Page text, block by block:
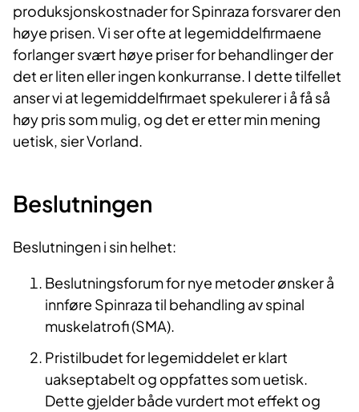
produksjonskostnader for Spinraza forsvarer den
høye prisen. Vi ser ofte at legemiddelfirmaene
forlanger svært høye priser for behandlinger der
det er liten eller ingen konkurranse. I dette tilfellet
anser vi at legemiddelfirmaet spekulerer i å få så
høy pris som mulig, og det er etter min mening
uetisk, sier Vorland.
Beslutningen
Beslutningen i sin helhet:
Beslutningsforum for nye metoder ønsker å
innføre Spinraza til behandling av spinal
muskelatrofi (SMA).
Pristilbudet for legemiddelet er klart
uakseptabelt og oppfattes som uetisk.
Dette gjelder både vurdert mot effekt og